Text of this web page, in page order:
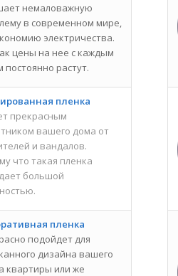
немаловажную
в современном мире,
электричества.
цены на нее с каждым
постоянно растут.
пленка
прекрасным
вашего дома от
и вандалов.
что такая пленка
большой
пленка
подойдет для
дизайна вашего
квартиры или же